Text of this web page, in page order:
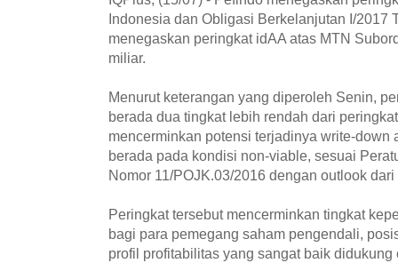
Indonesia dan Obligasi Berkelanjutan I/2017
menegaskan peringkat idAA atas MTN
miliar.
Menurut keterangan yang diperoleh Senin,
berada dua tingkat lebih rendah dari
mencerminkan potensi terjadinya write-down
berada pada kondisi non-viable, sesuai
Nomor 11/POJK.03/2016 dengan outlook
Peringkat tersebut mencerminkan tingkat
bagi para pemegang saham pengendali,
profil profitabilitas yang sangat baik